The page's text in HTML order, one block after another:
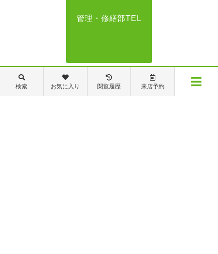
管理・修繕部TEL
088-821-7272
検索 お気に入り 閲覧履歴 来店予約